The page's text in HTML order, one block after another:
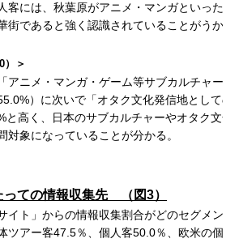
客には、秋葉原がアニメ・マンガといったサ
街であると強く認識されていることがうか
）＞
アニメ・マンガ・ゲーム等サブカルチャー関
）に次いで「オタク文化発信地としての
と高く、日本のサブカルチャーやオタク文化
対象になっていることが分かる。
っての情報収集先 （図3）
イト」からの情報収集割合がどのセグメント
ツアー客47.5％、個人客50.0％、欧米の個人